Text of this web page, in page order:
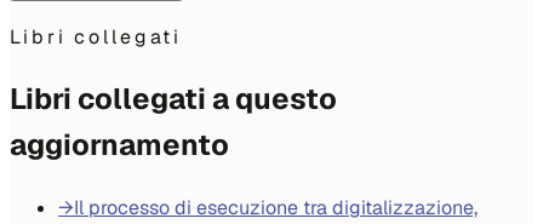
Libri collegati
Libri collegati a questo
aggiornamento
→Il processo di esecuzione tra digitalizzazione,